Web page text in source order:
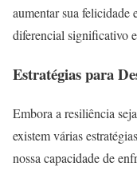
aumentar sua felicidade
diferencial significativo
Estratégias para
Embora a resiliência
existem várias
nossa capacidade de